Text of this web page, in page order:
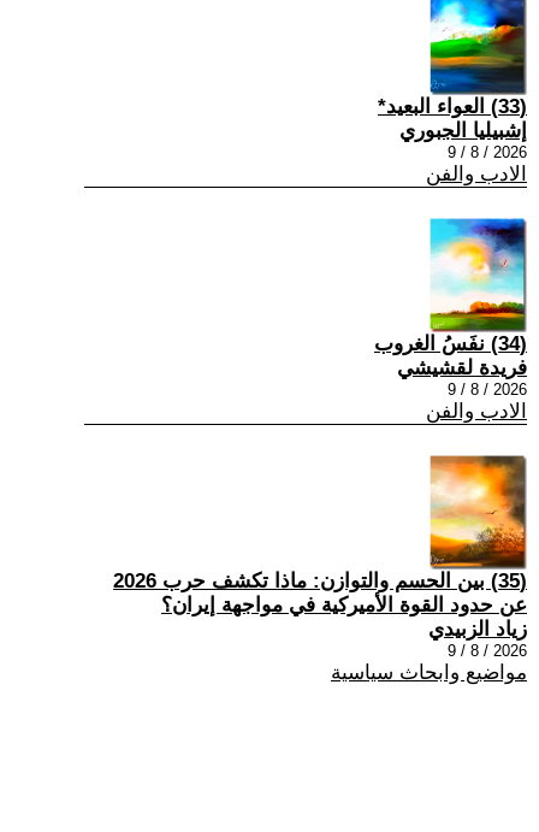
(33) العواء البعيد*
إشبيليا الجبوري
2026 / 8 / 9
الادب والفن
(34) نفَسُ الغروب
فريدة لقشيشي
2026 / 8 / 9
الادب والفن
(35) بين الحسم والتوازن: ماذا تكشف حرب 2026
عن حدود القوة الأميركية في مواجهة إيران؟
زياد الزبيدي
2026 / 8 / 9
مواضيع وابحاث سياسية